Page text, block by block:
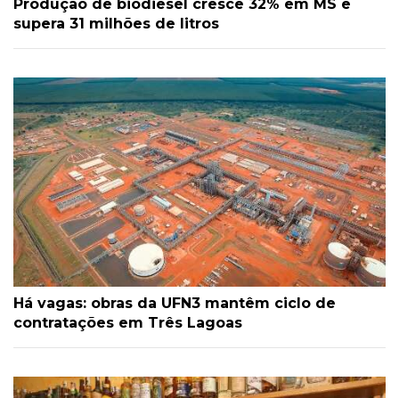
Produção de biodiesel cresce 32% em MS e
supera 31 milhões de litros
Há vagas: obras da UFN3 mantêm ciclo de
contratações em Três Lagoas